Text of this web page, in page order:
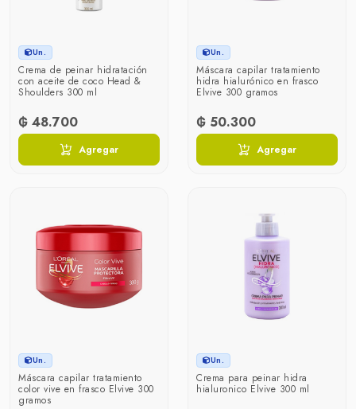
Un.
Crema de peinar hidratación
con aceite de coco Head &
Shoulders 300 ml
₲ 48.700
Agregar
Un.
Máscara capilar tratamiento
hidra hialurónico en frasco
Elvive 300 gramos
₲ 50.300
Agregar
Un.
Máscara capilar tratamiento
color vive en frasco Elvive 300
gramos
Un.
Crema para peinar hidra
hialuronico Elvive 300 ml